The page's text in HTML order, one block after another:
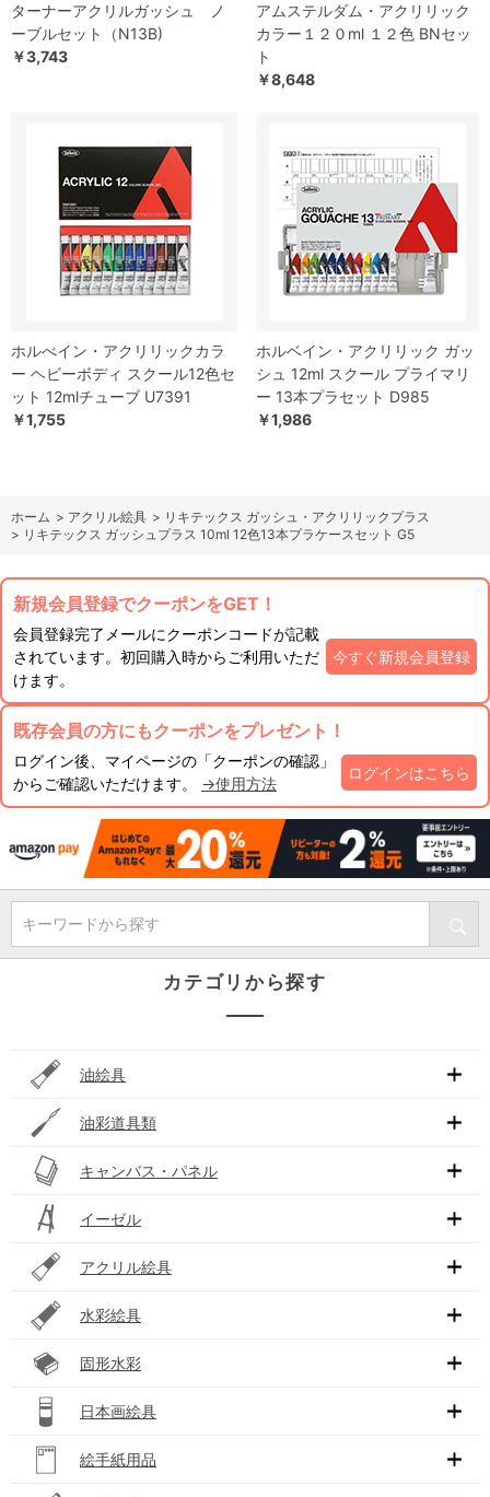
ターナーアクリルガッシュ ノ
ーブルセット（N13B)
￥3,743
アムステルダム・アクリリック
カラー１２０ml １２色 BNセッ
ト
￥8,648
ホルべイン・アクリリックカラ
ー ヘビーボディ スクール12色セ
ット 12mlチューブ U7391
￥1,755
ホルベイン・アクリリック ガッ
シュ 12ml スクール プライマリ
ー 13本プラセット D985
￥1,986
ホーム > アクリル絵具 > リキテックス ガッシュ・アクリリックプラス
> リキテックス ガッシュプラス 10ml 12色13本プラケースセット G5
新規会員登録でクーポンをGET！
会員登録完了メールにクーポンコードが記載
されています。初回購入時からご利用いただ
けます。
今すぐ新規会員登録
既存会員の方にもクーポンをプレゼント！
ログイン後、マイページの「クーポンの確認」
からご確認いただけます。 →使用方法
ログインはこちら
キーワードから探す
カテゴリから探す
油絵具
油彩道具類
キャンバス・パネル
イーゼル
アクリル絵具
水彩絵具
固形水彩
日本画絵具
絵手紙用品